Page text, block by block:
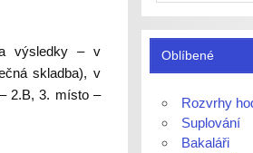
a výsledky – v
skladba), v
2.B, 3. místo –
Oblíbené
Rozvrhy
Suplování
Bakaláři